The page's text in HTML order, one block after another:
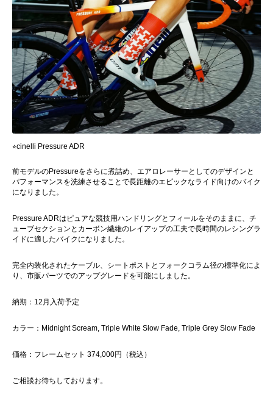
⭐︎cinelli Pressure ADR
前モデルのPressureをさらに煮詰め、エアロレーサーとしてのデザインと
パフォーマンスを洗練させることで長距離のエピックなライド向けのバイク
になりました。
Pressure ADRはピュアな競技用ハンドリングとフィールをそのままに、 チ
ューブセクションとカーボン繊維のレイアップの工夫で長時間のレシングラ
イドに適したバイクになりました。
完全内装化されたケーブル、シートポストとフォークコラム径の標準化によ
り、 市販パーツでのアップグレードを可能にしました。
納期：12月入荷予定
カラー：Midnight Scream, Triple White Slow Fade, Triple Grey Slow Fade
価格：フレームセット 374,000円（税込）
ご相談お待ちしております。